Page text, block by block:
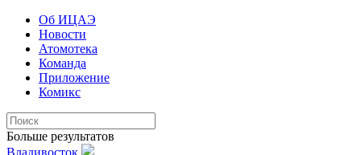
Об ИЦАЭ
Новости
Атомотека
Команда
Приложение
Комикс
Больше результатов
Владивосток